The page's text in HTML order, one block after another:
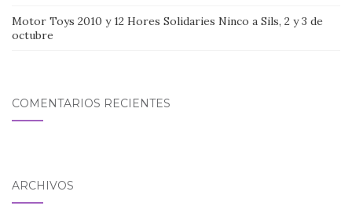
Motor Toys 2010 y 12 Hores Solidaries Ninco a Sils, 2 y 3 de
octubre
COMENTARIOS RECIENTES
ARCHIVOS